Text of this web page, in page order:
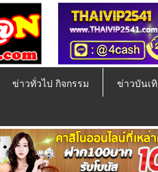
ข่าวทั่วไป กิจกรรม ข่าวบันเ